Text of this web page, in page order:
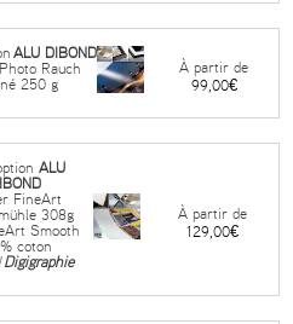
ALU DIBOND
Rauch
250 g
À partir de
99,00€
ALU
FineArt
308g
Smooth
coton
Digigraphie
À partir de
129,00€